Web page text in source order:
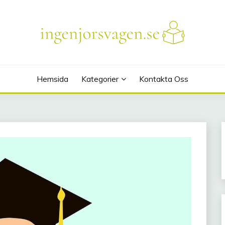
Hemsida Kategorier Kontakta Oss